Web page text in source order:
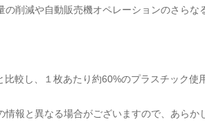
削減や自動販売機オペレーションのさらな
較し、１枚あたり約60%のプラスチック使
報と異なる場合がございますので、あらか